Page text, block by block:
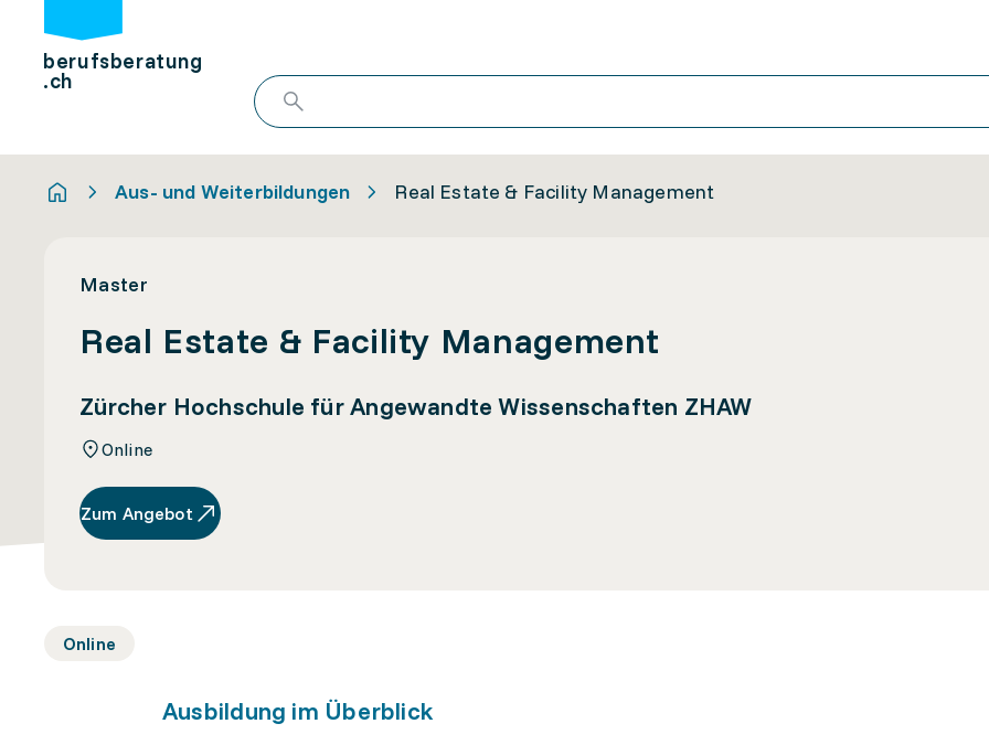
berufsberatung
.ch
Aus- und Weiterbildungen Real Estate & Facility Management
Master
Real Estate & Facility Management
Zürcher Hochschule für Angewandte Wissenschaften ZHAW
Online
Zum Angebot
Online
Ausbildung im Überblick